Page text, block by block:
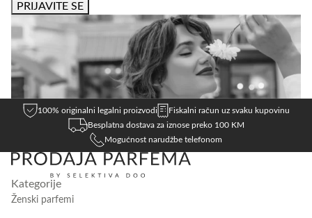
PRIJAVITE SE
100% originalni legalni proizvodi
Fiskalni račun uz svaku kupovinu
Besplatna dostava za iznose preko 100 KM
Mogućnost narudžbe telefonom
Kategorije
Ženski parfemi